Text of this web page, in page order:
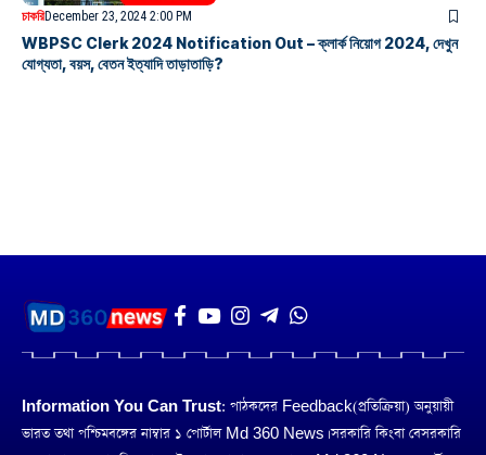
চাকরিDecember 23, 2024 2:00 PM
WBPSC Clerk 2024 Notification Out – ক্লার্ক নিয়োগ 2024, দেখুন
যোগ্যতা, বয়স, বেতন ইত্যাদি তাড়াতাড়ি?
Information You Can Trust: পাঠকদের Feedback(প্রতিক্রিয়া) অনুয়ায়ী
ভারত তথা পশ্চিমবঙ্গের নাম্বার ১ পোর্টাল Md 360 News। সরকারি কিংবা বেসরকারি